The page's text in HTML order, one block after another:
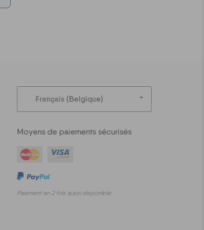
Français (Belgique)
Moyens de paiements sécurisés
Paiement en 2 fois aussi disponible